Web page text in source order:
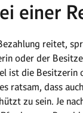
einer
reitet,
oder der
ist die
ratsam, dass
zu sein. Je